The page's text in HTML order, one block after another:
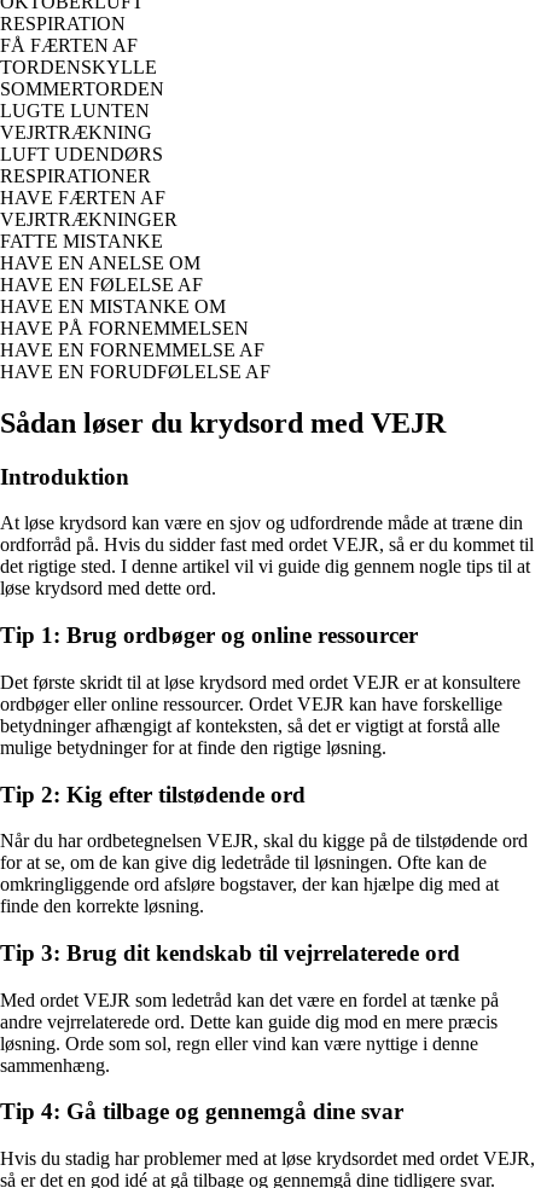
RESPIRATION
FÅ FÆRTEN AF
TORDENSKYLLE
SOMMERTORDEN
LUGTE LUNTEN
VEJRTRÆKNING
LUFT UDENDØRS
RESPIRATIONER
HAVE FÆRTEN AF
VEJRTRÆKNINGER
FATTE MISTANKE
HAVE EN ANELSE OM
HAVE EN FØLELSE AF
HAVE EN MISTANKE OM
HAVE PÅ FORNEMMELSEN
HAVE EN FORNEMMELSE AF
HAVE EN FORUDFØLELSE AF
Sådan løser du krydsord med VEJR
Introduktion
At løse krydsord kan være en sjov og udfordrende måde at træne din
ordforråd på. Hvis du sidder fast med ordet VEJR, så er du kommet til
det rigtige sted. I denne artikel vil vi guide dig gennem nogle tips til at
løse krydsord med dette ord.
Tip 1: Brug ordbøger og online ressourcer
Det første skridt til at løse krydsord med ordet VEJR er at konsultere
ordbøger eller online ressourcer. Ordet VEJR kan have forskellige
betydninger afhængigt af konteksten, så det er vigtigt at forstå alle
mulige betydninger for at finde den rigtige løsning.
Tip 2: Kig efter tilstødende ord
Når du har ordbetegnelsen VEJR, skal du kigge på de tilstødende ord
for at se, om de kan give dig ledetråde til løsningen. Ofte kan de
omkringliggende ord afsløre bogstaver, der kan hjælpe dig med at
finde den korrekte løsning.
Tip 3: Brug dit kendskab til vejrrelaterede ord
Med ordet VEJR som ledetråd kan det være en fordel at tænke på
andre vejrrelaterede ord. Dette kan guide dig mod en mere præcis
løsning. Orde som sol, regn eller vind kan være nyttige i denne
sammenhæng.
Tip 4: Gå tilbage og gennemgå dine svar
Hvis du stadig har problemer med at løse krydsordet med ordet VEJR,
så er det en god idé at gå tilbage og gennemgå dine tidligere svar.